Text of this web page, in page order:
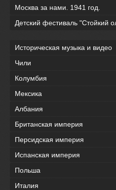
Москва за нами. 1941 год.
Детский фестиваль "Стойкий
Историческая музыка и видео
Чили
Колумбия
Мексика
Албания
Британская империя
Персидская империя
Испанская империя
Польша
Италия